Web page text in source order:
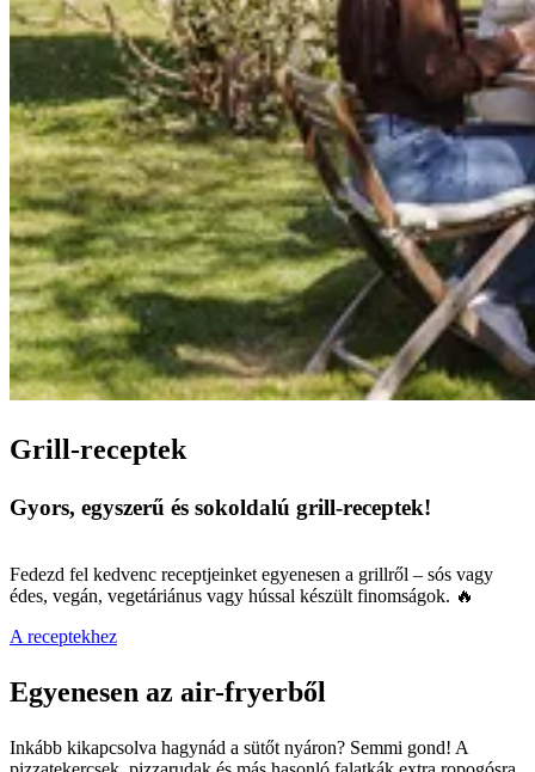
Grill-receptek
Gyors, egyszerű és sokoldalú grill-receptek!
Fedezd fel kedvenc receptjeinket egyenesen a grillről – sós vagy
édes, vegán, vegetáriánus vagy hússal készült finomságok. 🔥
A receptekhez
Egyenesen az air-fryerből
Inkább kikapcsolva hagynád a sütőt nyáron? Semmi gond! A